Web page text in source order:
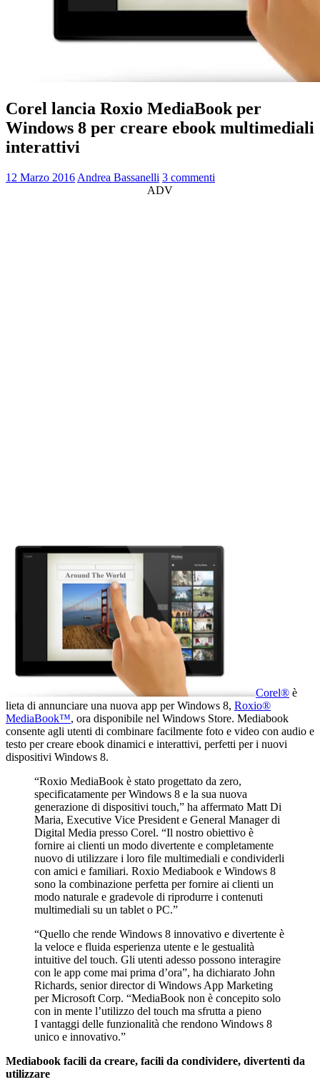
Corel lancia Roxio MediaBook per
Windows 8 per creare ebook multimediali
interattivi
12 Marzo 2016 Andrea Bassanelli 3 commenti
ADV
Corel® è
lieta di annunciare una nuova app per Windows 8, Roxio®
MediaBook™, ora disponibile nel Windows Store. Mediabook
consente agli utenti di combinare facilmente foto e video con audio e
testo per creare ebook dinamici e interattivi, perfetti per i nuovi
dispositivi Windows 8.
“Roxio MediaBook è stato progettato da zero,
specificatamente per Windows 8 e la sua nuova
generazione di dispositivi touch,” ha affermato Matt Di
Maria, Executive Vice President e General Manager di
Digital Media presso Corel. “Il nostro obiettivo è
fornire ai clienti un modo divertente e completamente
nuovo di utilizzare i loro file multimediali e condividerli
con amici e familiari. Roxio Mediabook e Windows 8
sono la combinazione perfetta per fornire ai clienti un
modo naturale e gradevole di riprodurre i contenuti
multimediali su un tablet o PC.”
“Quello che rende Windows 8 innovativo e divertente è
la veloce e fluida esperienza utente e le gestualità
intuitive del touch. Gli utenti adesso possono interagire
con le app come mai prima d’ora”, ha dichiarato John
Richards, senior director di Windows App Marketing
per Microsoft Corp. “MediaBook non è concepito solo
con in mente l’utilizzo del touch ma sfrutta a pieno
I vantaggi delle funzionalità che rendono Windows 8
unico e innovativo.”
Mediabook facili da creare, facili da condividere, divertenti da
utilizzare